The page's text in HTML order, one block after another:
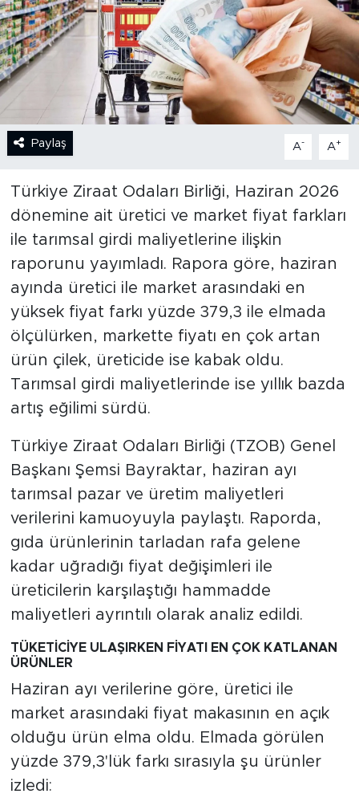
Paylaş A- A+
Türkiye Ziraat Odaları Birliği, Haziran 2026
dönemine ait üretici ve market fiyat farkları
ile tarımsal girdi maliyetlerine ilişkin
raporunu yayımladı. Rapora göre, haziran
ayında üretici ile market arasındaki en
yüksek fiyat farkı yüzde 379,3 ile elmada
ölçülürken, markette fiyatı en çok artan
ürün çilek, üreticide ise kabak oldu.
Tarımsal girdi maliyetlerinde ise yıllık bazda
artış eğilimi sürdü.
Türkiye Ziraat Odaları Birliği (TZOB) Genel
Başkanı Şemsi Bayraktar, haziran ayı
tarımsal pazar ve üretim maliyetleri
verilerini kamuoyuyla paylaştı. Raporda,
gıda ürünlerinin tarladan rafa gelene
kadar uğradığı fiyat değişimleri ile
üreticilerin karşılaştığı hammadde
maliyetleri ayrıntılı olarak analiz edildi.
TÜKETİCİYE ULAŞIRKEN FİYATI EN ÇOK KATLANAN
ÜRÜNLER
Haziran ayı verilerine göre, üretici ile
market arasındaki fiyat makasının en açık
olduğu ürün elma oldu. Elmada görülen
yüzde 379,3'lük farkı sırasıyla şu ürünler
izledi:
NOSTALJİ
YAZARLAR
DİNİ
POLİTİKA
EKONOMİ
KÜLTÜR SANAT
YAŞAM
TARİHTEN GÜNÜMÜZE
TARİH
KADIN
SAĞLIK
SİYASET
MEDYA KÖŞESİ
FOTO GALERİ
VİDEOLAR
ALINTI YAZARLAR
SOSYAL MEDYA